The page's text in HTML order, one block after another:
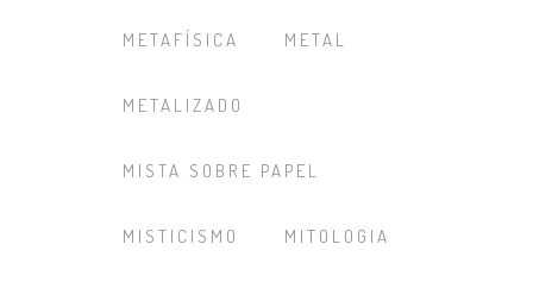
METAFÍSICA METAL
METALIZADO
MISTA SOBRE PAPEL
MISTICISMO MITOLOGIA